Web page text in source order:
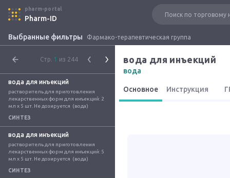
pharm-portal
Pharm-ID
Выбранные фильтры Фармако-терапевтическая группа
Стр. 1 из 244
вода для инъекций
растворитель для приготовления
лекарственных форм для инъекций: 2
мл x 5 шт. Не дозируется  (вода)
СИНТЕЗ
вода для инъекций
растворитель для приготовления
лекарственных форм для инъекций: 5
мл x 5 шт. Не дозируется  (вода)
СИНТЕЗ
вода для инъекций
вода
Основное Инструкция